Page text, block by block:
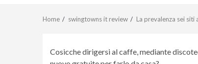
Home swingtowns it review La prevalenza sei
Cosicche dirigersi al caffe, mediante